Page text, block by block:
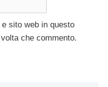
sito web in questo
che commento.